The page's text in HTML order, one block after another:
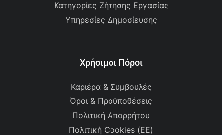
Κατηγορίες Ζήτησης Εργασίας
Υπηρεσίες Δημοσίευσης
Χρήσιμοι Πόροι
Καριέρα & Συμβουλές
Όροι & Προϋποθέσεις
Πολιτική Απορρήτου
Πολιτική Cookies (ΕΕ)